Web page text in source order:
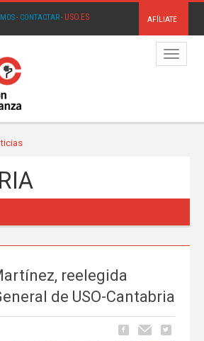
· CONTACTAR· USO.ES AFÍLIATE
Menú
reelegida
de USO-Cantabria